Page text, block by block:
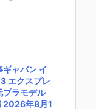
リーダムガ
ダム』可動
ィギュア予
【バンダ
ャバン イ
エクスプレ
プラモデル
2026年8月1